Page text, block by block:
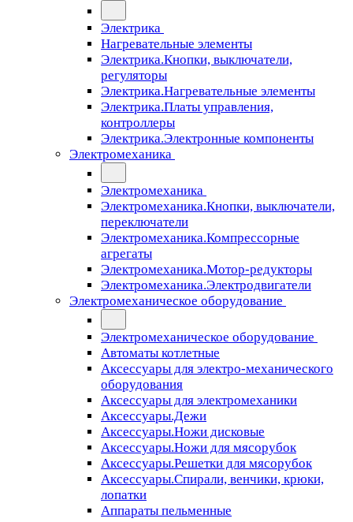
Электрика
Нагревательные элементы
Электрика.Кнопки, выключатели,
регуляторы
Электрика.Нагревательные элементы
Электрика.Платы управления,
контроллеры
Электрика.Электронные компоненты
Электромеханика
Электромеханика
Электромеханика.Кнопки, выключатели,
переключатели
Электромеханика.Компрессорные
агрегаты
Электромеханика.Мотор-редукторы
Электромеханика.Электродвигатели
Электромеханическое оборудование
Электромеханическое оборудование
Автоматы котлетные
Аксессуары для электро-механического
оборудования
Аксессуары для электромеханики
Аксессуары.Дежи
Аксессуары.Ножи дисковые
Аксессуары.Ножи для мясорубок
Аксессуары.Решетки для мясорубок
Аксессуары.Спирали, венчики, крюки,
лопатки
Аппараты пельменные